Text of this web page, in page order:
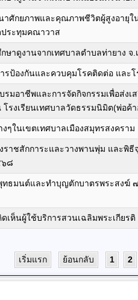
าศักยภาพและคุณภาพชีวิตผู้สูงอายุ
ประทุมคณาวาส
ษาดูงานจากเทศบาลตำบลท่ายาง
ารป้องกันและควบคุมโรคติดต่อ แล
รมอาชีพและการจัดกิจกรรมเพื่อส่ง
รงเรียนเทศบาลวัดธรรมนิมิต(พ่อค้
ๆในเขตเทศบาลเมืองสมุทรสงคราม
ราชสักการะและวางพานพุ่ม และพิ
๖๘
ทธมนต์และทำบุญตักบาตรพระสงฆ์
ดเห็นผู้ใช้บริการสวนเฉลิมพระเกีย
เริ่มแรก ย้อนกลับ 1 2